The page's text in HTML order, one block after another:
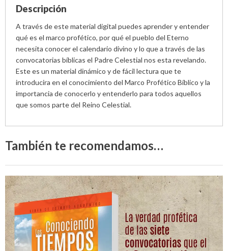
Descripción
A través de este material digital puedes aprender y entender
qué es el marco profético, por qué el pueblo del Eterno
necesita conocer el calendario divino y lo que a través de las
convocatorias bíblicas el Padre Celestial nos esta revelando.
Este es un material dinámico y de fácil lectura que te
introducira en el conocimiento del Marco Profético Bíblico y la
importancia de conocerlo y entenderlo para todos aquellos
que somos parte del Reino Celestial.
También te recomendamos…